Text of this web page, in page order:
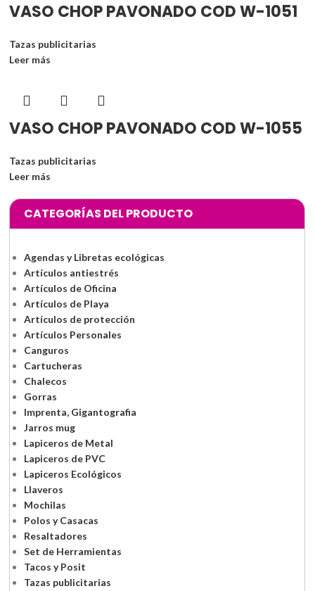
CATEGORÍAS DEL PRODUCTO
Agendas y Libretas ecológicas
Artículos antiestrés
Artículos de Oficina
Artículos de Playa
Artículos de protección
Artículos Personales
Canguros
Cartucheras
Chalecos
Gorras
Imprenta, Gigantografia
Jarros mug
Lapiceros de Metal
Lapiceros de PVC
Lapiceros Ecológicos
Llaveros
Mochilas
Polos y Casacas
Resaltadores
Set de Herramientas
Tacos y Posit
Tazas publicitarias
VASO CHOP PAVONADO COD W-1051
Tazas publicitarias
Leer más
VASO CHOP PAVONADO COD W-1055
Tazas publicitarias
Leer más